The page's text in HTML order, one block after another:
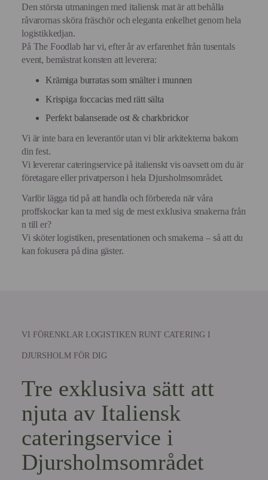
Den största utmaningen med italiensk mat är att behålla
råvarornas sköra fräschör och eleganta enkelhet genom hela
logistikkedjan.
På The Foodlab har vi, efter år av erfarenhet från tusentals
event, bemästrat konsten att leverera:
Krämiga burratas som smälter i munnen
Krispiga foccacias med rätt sälta
Perfekt balanserade ost & charkbrickor
Vi är inte bara en leverantör utan vi blir arkitekterna bakom
din fest.
Vi levererar cateringservice på italienskt vis oavsett om du är
företagare eller privatperson i hela Djursholmsområdet.
Varför lägga tid på att handla och förbereda när våra
proffskockar kan ta med sig de mest exklusiva smakerna från
n till er?
Vi sköter logistiken, presentationen och smakerna – så att du
kan fokusera på dina gäster.
VI FÖRENKLAR LOGISTIKEN RUNT CATERING I
DJURSHOLM FÖR DIG
Tre exklusiva sätt att
njuta av Italiensk
cateringservice i
Djursholmsområdet